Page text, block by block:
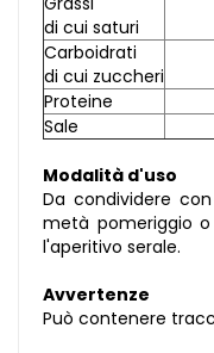
di cui saturi
Carboidrati
di cui zuccheri
Proteine
Sale
Modalità d'uso
Da condividere
metà pomeriggio
l'aperitivo serale.
Avvertenze
Può contenere